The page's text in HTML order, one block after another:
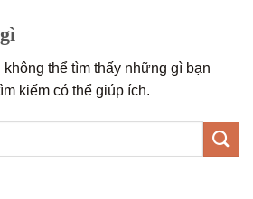
thể tìm thấy những gì bạn
kiếm có thể giúp ích.